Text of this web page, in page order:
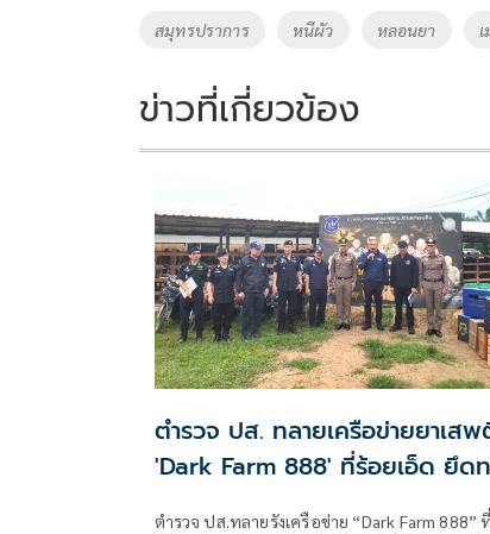
k k
สมุทรปราการ หนีผัว หลอนยา
ข่าวที่เกี่ยวข้อง
ตำรวจ ปส. ทลายเครือข่ายยาเส
'Dark Farm 888' ที่ร้อยเอ็ด ยึด
ตำรวจ ปส.ทลายรังเครือข่าย “Dark Farm 888”